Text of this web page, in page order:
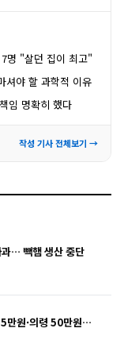
명 "살던 집이 최고"
셔야 할 과학적 이유
임 명확히 했다
작성 기사 전체보기 →
과… 빽햄 생산 중단
만원·의령 50만원…